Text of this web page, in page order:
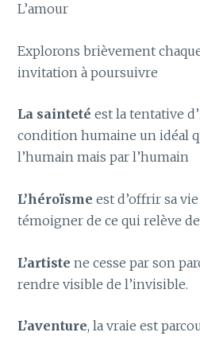
L’amour
Explorons brièvement
invitation à poursuivre
La sainteté est la tentative
condition humaine un idéal
l’humain mais par l’humain
L’héroïsmeest d’offrir sa
témoigner de ce qui relève
L’artiste ne cesse par son
rendre visible de l’invisible.
L’aventure, la vraie est